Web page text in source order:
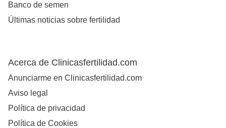
Banco de semen
Últimas noticias sobre fertilidad
Acerca de Clinicasfertilidad.com
Anunciarme en Clinicasfertilidad.com
Aviso legal
Política de privacidad
Política de Cookies